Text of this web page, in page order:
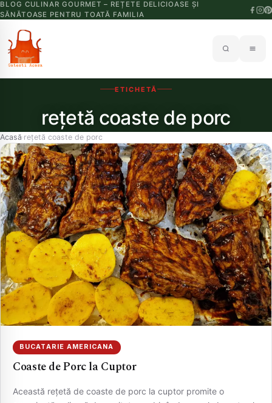
BLOG CULINAR GOURMET – REȚETE DELICIOASE ȘI
SĂNĂTOASE PENTRU TOATĂ FAMILIA
ETICHETĂ
rețetă coaste de porc
Acasă›rețetă coaste de porc
BUCATARIE AMERICANA
Coaste de Porc la Cuptor
Această rețetă de coaste de porc la cuptor promite o